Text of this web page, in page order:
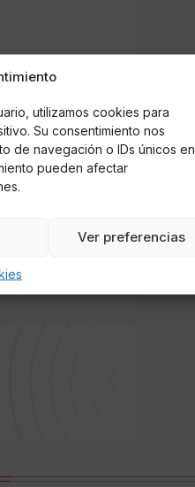
utilizamos cookies para
Su consentimiento nos
de navegación o IDs únicos en
pueden afectar
Ver preferencias
Vergara
día y ha
situado la
tercero
de
obtenido